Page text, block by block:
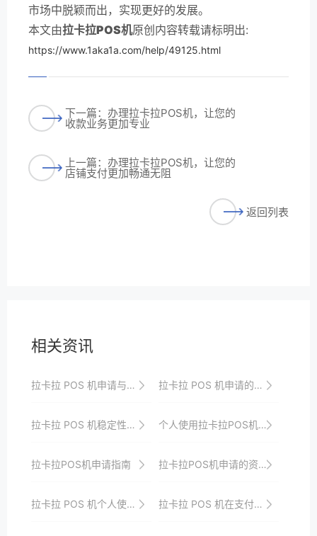
市场中脱颖而出，实现更好的发展。
本文由拉卡拉POS机原创内容转载请标明出:
https://www.1aka1a.com/help/49125.html
下一篇：办理拉卡拉POS机，让您的
收款业务更加专业
上一篇：办理拉卡拉POS机，让您的
店铺支付更加畅通无阻
返回列表
相关资讯
拉卡拉 POS 机申请与办理的差异分析 拉卡拉 POS 机申请的审批时间与进度查询
拉卡拉 POS 机稳定性对业务的重要性 个人使用拉卡拉POS机的安全防范意识培养
拉卡拉POS机申请指南 拉卡拉POS机申请的资格要求解读
拉卡拉 POS 机个人使用的支付安全保障 拉卡拉 POS 机在支付生态中的角色与作用